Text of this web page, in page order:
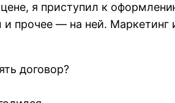
я приступил к
прочее — на ней. Маркетинг
договор?